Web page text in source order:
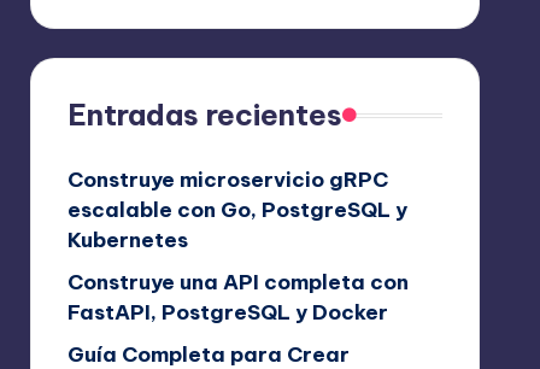
Entradas recientes
Construye microservicio gRPC
escalable con Go, PostgreSQL y
Kubernetes
Construye una API completa con
FastAPI, PostgreSQL y Docker
Guía Completa para Crear